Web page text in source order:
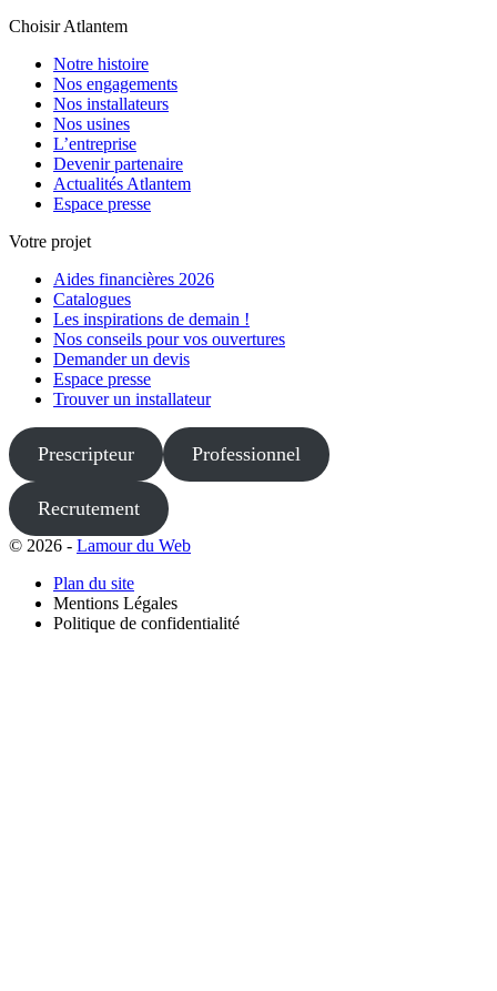
Choisir Atlantem
Notre histoire
Nos engagements
Nos installateurs
Nos usines
L’entreprise
Devenir partenaire
Actualités Atlantem
Espace presse
Votre projet
Aides financières 2026
Catalogues
Les inspirations de demain !
Nos conseils pour vos ouvertures
Demander un devis
Espace presse
Trouver un installateur
Prescripteur Professionnel
Recrutement
© 2026 - Lamour du Web
Plan du site
Mentions Légales
Politique de confidentialité